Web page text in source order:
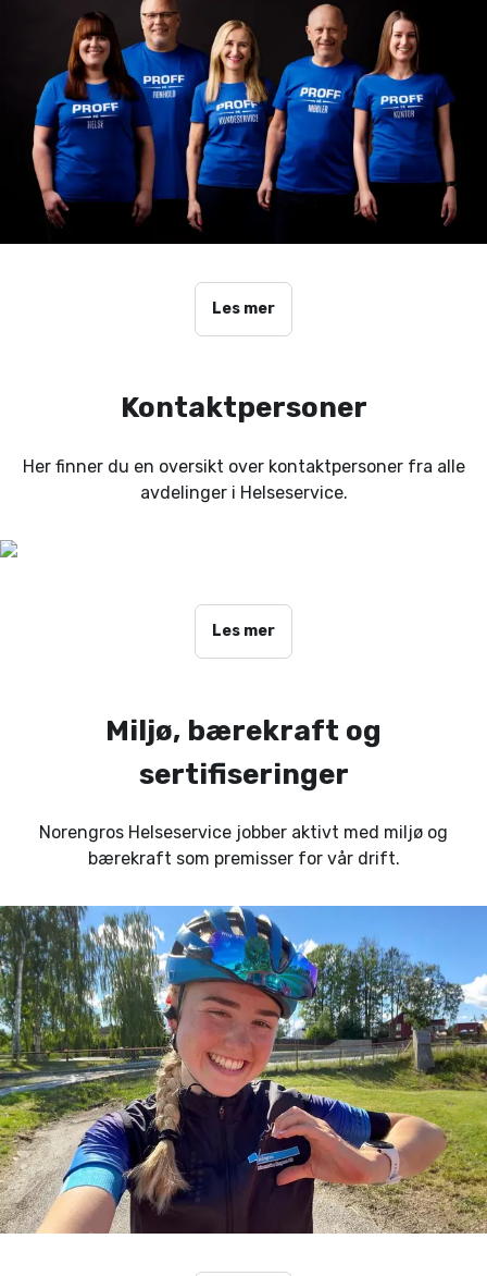
Les mer
Kontaktpersoner
Her finner du en oversikt over kontaktpersoner fra alle
avdelinger i Helseservice.
Les mer
Miljø, bærekraft og
sertifiseringer
Norengros Helseservice jobber aktivt med miljø og
bærekraft som premisser for vår drift.